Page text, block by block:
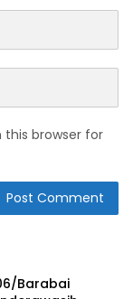
this browser for
Barabai